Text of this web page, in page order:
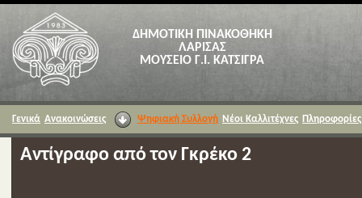
ΔΗΜΟΤΙΚΗ ΠΙΝΑΚΟΘΗΚΗ
ΛΑΡΙΣΑΣ
ΜΟΥΣΕΙΟ Γ.Ι. ΚΑΤΣΙΓΡΑ
Γενικά Ανακοινώσεις Ψηφιακή Συλλογή Νέοι Καλλιτέχνες Πληροφορίες
Αντίγραφο από τον Γκρέκο 2